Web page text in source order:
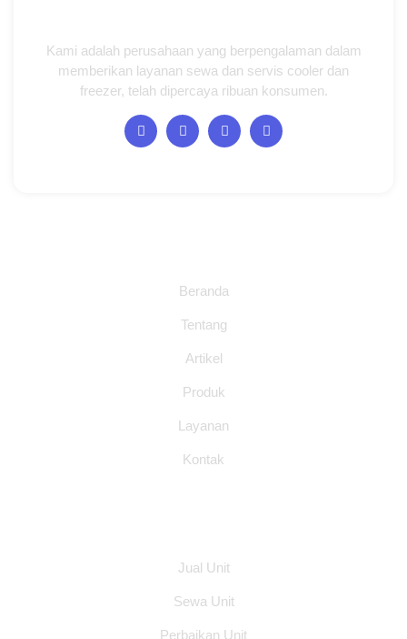
Kami adalah perusahaan yang berpengalaman dalam
memberikan layanan sewa dan servis cooler dan
freezer, telah dipercaya ribuan konsumen.
Beranda
Tentang
Artikel
Produk
Layanan
Kontak
Jual Unit
Sewa Unit
Perbaikan Unit